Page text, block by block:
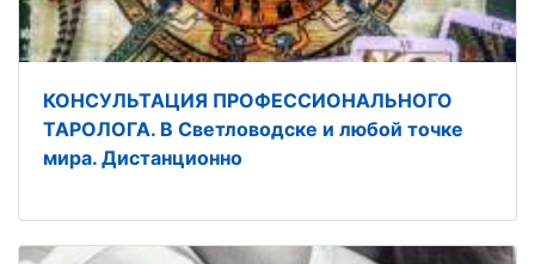
КОНСУЛЬТАЦИЯ ПРОФЕССИОНАЛЬНОГО
ТАРОЛОГА. В Светловодске и любой точке
мира. Дистанционно